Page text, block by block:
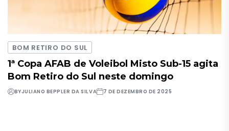
BOM RETIRO DO SUL
1ª Copa AFAB de Voleibol Misto Sub-15 agita
Bom Retiro do Sul neste domingo
BYJULIANO BEPPLER DA SILVA 7 DE DEZEMBRO DE 2025